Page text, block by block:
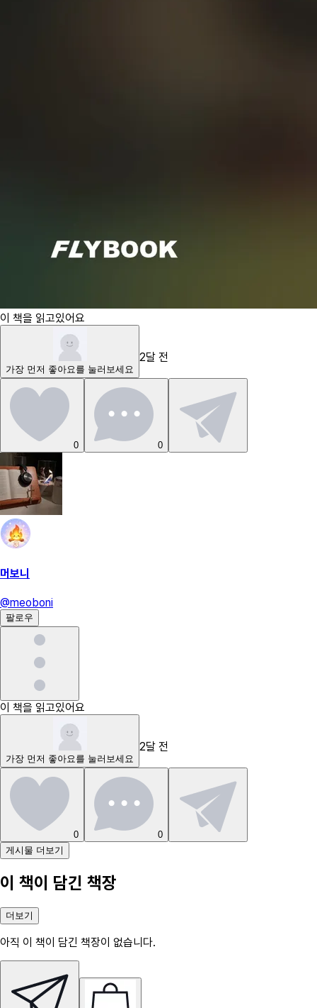
이 책을 읽고있어요
가장 먼저 좋아요 를 눌러보세요
2달 전
0 0
머보니
@meoboni
팔로우
이 책을 읽고있어요
가장 먼저 좋아요 를 눌러보세요
2달 전
0
0
게시물 더보기
이 책이 담긴 책장
더보기
아직 이 책이 담긴 책장이 없습니다.